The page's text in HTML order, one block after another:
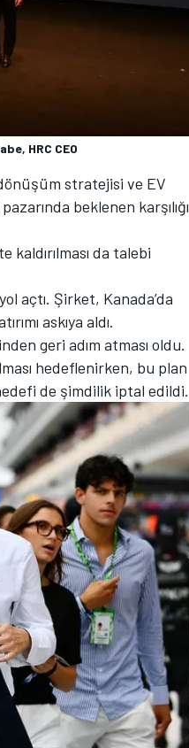
HRC CEO
stratejisi ve EV
beklenen karşılığı
kaldırılması da talebi
açtı. Şirket, Kanada’da
askıya aldı.
geri adım atması oldu.
hedeflenirken, bu plan
de şimdilik iptal edildi.